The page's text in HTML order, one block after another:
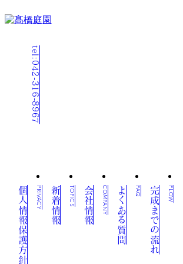
tel:042-316-8967
FLOW
完成までの流れ
FAQ
よくある質問
COMPANY
会社情報
TOPICS
新着情報
PRIVACY
個人情報保護方針